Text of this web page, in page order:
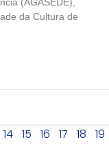
da Cultura de
14 15 16 17 18 19